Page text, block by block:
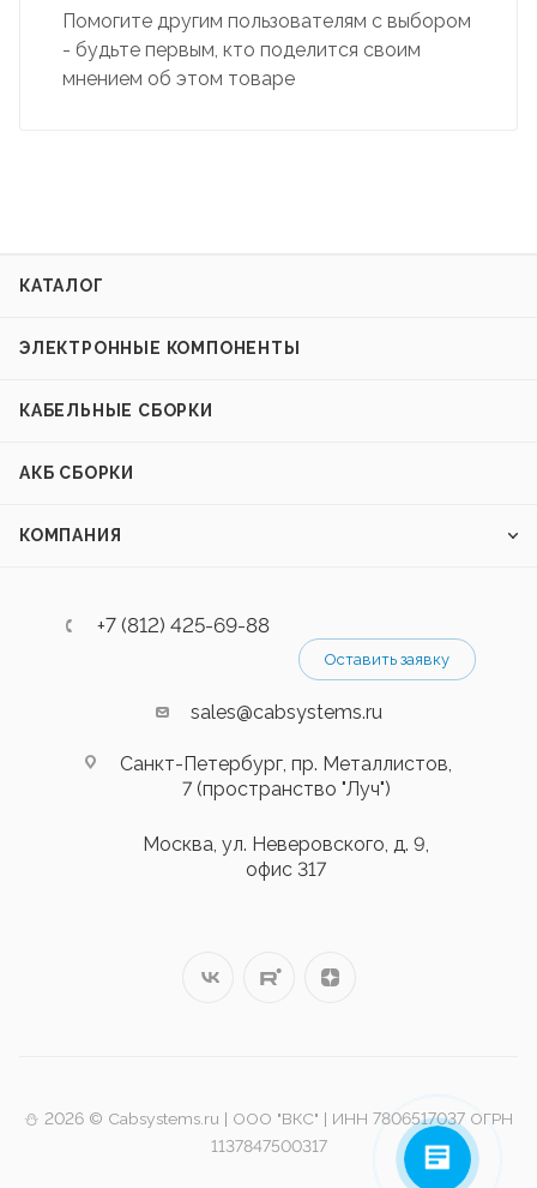
Помогите другим пользователям с выбором
- будьте первым, кто поделится своим
мнением об этом товаре
КАТАЛОГ
ЭЛЕКТРОННЫЕ КОМПОНЕНТЫ
КАБЕЛЬНЫЕ СБОРКИ
АКБ СБОРКИ
КОМПАНИЯ
+7 (812) 425-69-88
Оставить заявку
sales@cabsystems.ru
Санкт-Петербург, пр. Металлистов,
7 (пространство "Луч")
Москва, ул. Неверовского, д. 9,
офис 317
⛄️ 2026 © Cabsystems.ru | ООО "ВКС" | ИНН 7806517037 ОГРН
1137847500317